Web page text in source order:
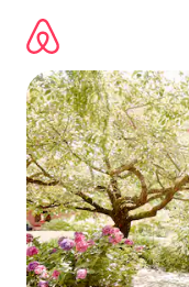
directement
contenu